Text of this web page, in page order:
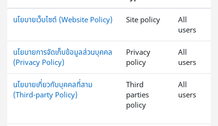
นโยบายเว็บไซต์ (Website Policy) Site policy
All
users
นโยบายการจัดเก็บข้อมูลส่วนบุคคล
(Privacy Policy)
Privacy
policy
All
users
นโยบายเกี่ยวกับบุคคลที่สาม
(Third-party Policy)
Third
parties
policy
All
users